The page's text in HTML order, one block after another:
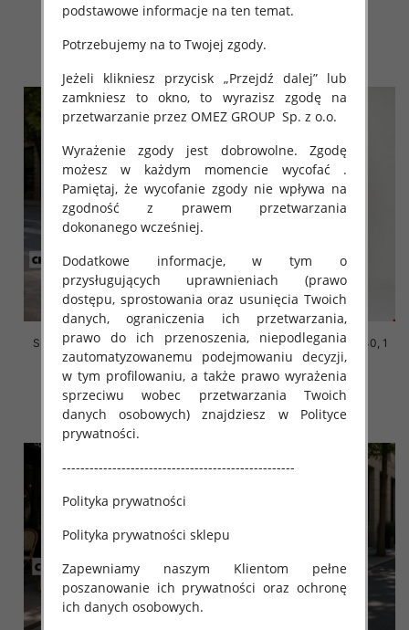
szczegóły
Spodenki męskie Roz 30-40, 1
Kolor Paczka 10 szt
44.00 zł
szczegóły
Spodenki męskie Roz 30-40, 1
Kolor Paczka 10 szt
44.00 zł
szczegóły
podstawowe informacje na ten temat.
Potrzebujemy na to Twojej zgody.
Jeżeli klikniesz przycisk „Przejdź dalej” lub
zamkniesz to okno, to wyrazisz zgodę na
przetwarzanie przez OMEZ GROUP Sp. z o.o.
Wyrażenie zgody jest dobrowolne. Zgodę
możesz w każdym momencie wycofać .
Pamiętaj, że wycofanie zgody nie wpływa na
zgodność z prawem przetwarzania
dokonanego wcześniej.
Dodatkowe informacje, w tym o
przysługujących uprawnieniach (prawo
dostępu, sprostowania oraz usunięcia Twoich
danych, ograniczenia ich przetwarzania,
prawo do ich przenoszenia, niepodlegania
zautomatyzowanemu podejmowaniu decyzji,
w tym profilowaniu, a także prawo wyrażenia
sprzeciwu wobec przetwarzania Twoich
danych osobowych) znajdziesz w Polityce
prywatności.
---------------------------------------------------
Polityka prywatności
Polityka prywatności sklepu
Zapewniamy naszym Klientom pełne
poszanowanie ich prywatności oraz ochronę
ich danych osobowych.